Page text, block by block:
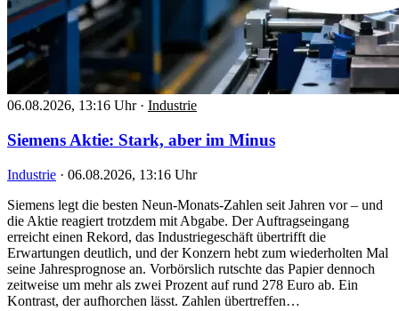
06.08.2026, 13:16 Uhr · Industrie
Siemens Aktie: Stark, aber im Minus
Industrie · 06.08.2026, 13:16 Uhr
Siemens legt die besten Neun-Monats-Zahlen seit Jahren vor – und
die Aktie reagiert trotzdem mit Abgabe. Der Auftragseingang
erreicht einen Rekord, das Industriegeschäft übertrifft die
Erwartungen deutlich, und der Konzern hebt zum wiederholten Mal
seine Jahresprognose an. Vorbörslich rutschte das Papier dennoch
zeitweise um mehr als zwei Prozent auf rund 278 Euro ab. Ein
Kontrast, der aufhorchen lässt. Zahlen übertreffen…